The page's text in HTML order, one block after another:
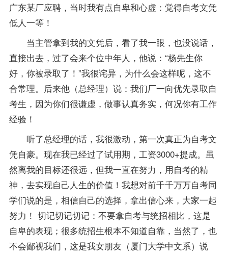
广东某厂应聘，当时我有点自卑和心虚：觉得自考文凭
低人一等！
当主管拿到我的文凭后，看了我一眼，也没说话，
直接出去，过了会来个位中年人，他说：“杨先生你
好，你被录取了！”我很诧异，为什么会这样呢，这不
合常理。后来他（总经理）说：我们厂一向优先录取自
考生，因为你们很谦虚，做事认真务实，何况你有工作
经验！
听了总经理的话，我很激动，第一次真正为自考文
凭自豪。现在我已经过了试用期，工资3000+提成。虽
然离我的目标还很远，但我一直在努力，用自考的精
神，去实现自己人生的价值！我想对前千千万万自考同
学们说的是，相信自己的选择，拿出信心来，大家一起
努力！ 切记切记切记：不要拿自考与统招相比，这是
自卑的表现；很多统招生根本不知道自靠，当然了，也
不会鄙视我们，这是我女朋友（厦门大学中文系）说